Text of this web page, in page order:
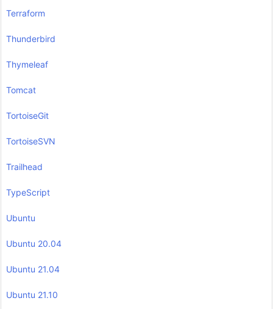
Terraform
Thunderbird
Thymeleaf
Tomcat
TortoiseGit
TortoiseSVN
Trailhead
TypeScript
Ubuntu
Ubuntu 20.04
Ubuntu 21.04
Ubuntu 21.10